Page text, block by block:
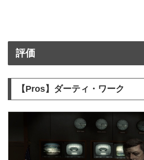
評価
【Pros】ダーティ・ワーク